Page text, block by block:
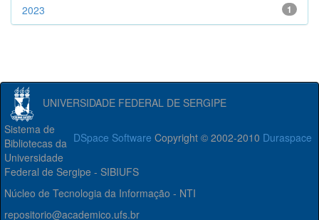
1
2023
UNIVERSIDADE FEDERAL DE SERGIPE
DSpace Software Copyright © 2002-2010 Duraspace
Sistema de
Bibliotecas da
Universidade
Federal de Sergipe - SIBIUFS
Núcleo de Tecnologia da Informação - NTI
repositorio@academico.ufs.br